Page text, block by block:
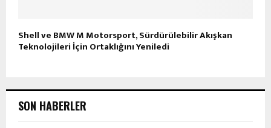
Shell ve BMW M Motorsport, Sürdürülebilir Akışkan
Teknolojileri İçin Ortaklığını Yeniledi
SON HABERLER